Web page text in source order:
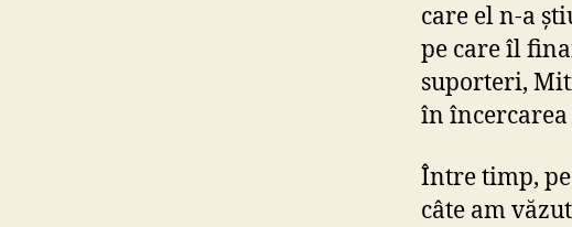
care el n-a
pe care îl
suporteri,
în încercarea
Între timp,
câte am